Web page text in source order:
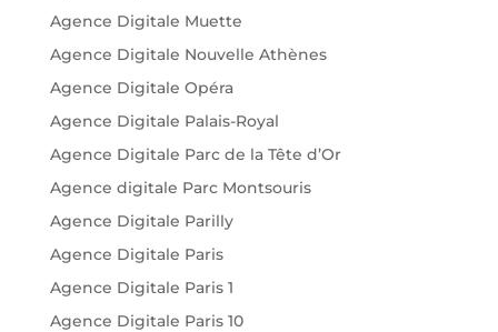
Agence Digitale Muette
Agence Digitale Nouvelle Athènes
Agence Digitale Opéra
Agence Digitale Palais-Royal
Agence Digitale Parc de la Tête d’Or
Agence digitale Parc Montsouris
Agence Digitale Parilly
Agence Digitale Paris
Agence Digitale Paris 1
Agence Digitale Paris 10